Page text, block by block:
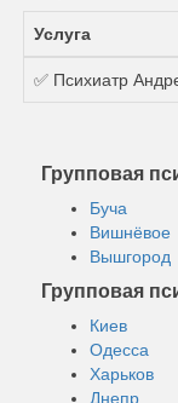
Услуга
✅ Психиатр
Групповая
Буча
Вишнёвое
Вышгород
Групповая
Киев
Одесса
Харьков
Днепр